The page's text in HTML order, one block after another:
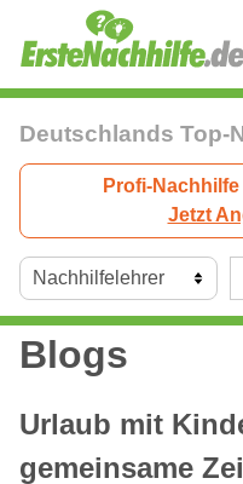
Deutschlands Top-
Profi-
Jetzt
Blogs
Urlaub mit
gemeinsame